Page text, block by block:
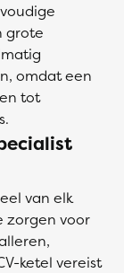
grote
omdat een
tot
van elk
zorgen voor
ketel vereist